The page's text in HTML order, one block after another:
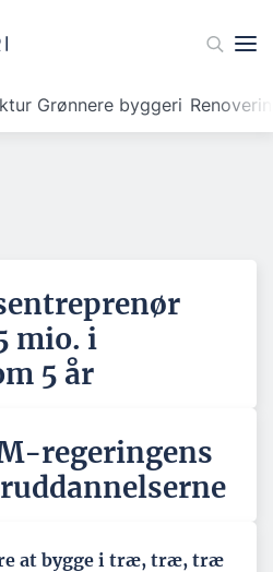
Grønnere byggeri
mio. i
5 år
regeringens
at bygge i træ, træ, træ